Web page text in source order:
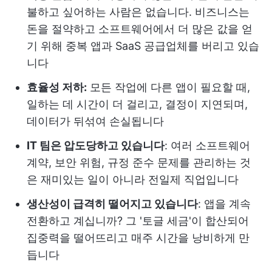
불하고 싶어하는 사람은 없습니다. 비즈니스는
돈을 절약하고 소프트웨어에서 더 많은 값을 얻
기 위해 중복 앱과 SaaS 공급업체를 버리고 있습
니다
효율성 저하: 모든 작업에 다른 앱이 필요할 때,
일하는 데 시간이 더 걸리고, 결정이 지연되며,
데이터가 뒤섞여 손실됩니다
IT 팀은 압도당하고 있습니다: 여러 소프트웨어
계약, 보안 위험, 규정 준수 문제를 관리하는 것
은 재미있는 일이 아니라 전일제 직업입니다
생산성이 급격히 떨어지고 있습니다: 앱을 계속
전환하고 계십니까? 그 '토글 세금'이 합산되어
집중력을 떨어뜨리고 매주 시간을 낭비하게 만
듭니다